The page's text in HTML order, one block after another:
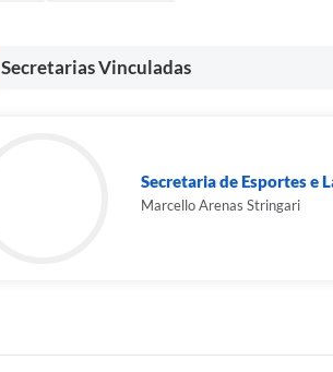
Secretarias Vinculadas
Secretaria de Esportes e
Marcello Arenas Stringari